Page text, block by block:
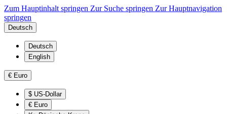
Zum Hauptinhalt springen Zur Suche springen Zur Hauptnavigation
springen
Deutsch
Deutsch
English
€ Euro
$ US-Dollar
€ Euro